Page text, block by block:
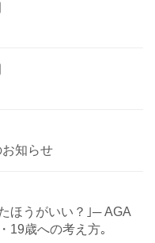
知らせ
ほうがいい？｣─ AGA
19歳への考え方｡